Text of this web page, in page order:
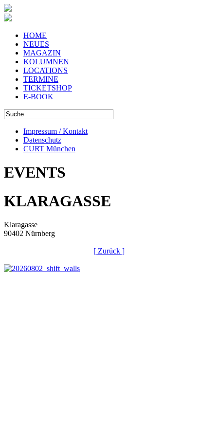
HOME
NEUES
MAGAZIN
KOLUMNEN
LOCATIONS
TERMINE
TICKETSHOP
E-BOOK
Impressum / Kontakt
Datenschutz
CURT München
EVENTS
KLARAGASSE
Klaragasse
90402 Nürnberg
[ Zurück ]